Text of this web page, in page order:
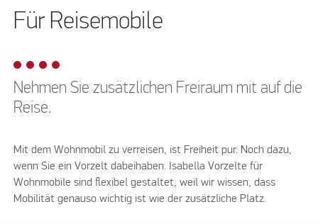
Für Reisemobile
Nehmen Sie zusätzlichen Freiraum mit auf die
Reise.
Mit dem Wohnmobil zu verreisen, ist Freiheit pur. Noch dazu,
wenn Sie ein Vorzelt dabeihaben. Isabella Vorzelte für
Wohnmobile sind flexibel gestaltet, weil wir wissen, dass
Mobilität genauso wichtig ist wie der zusätzliche Platz.